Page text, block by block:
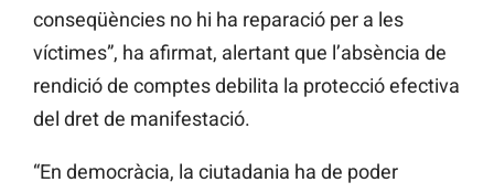
conseqüències no hi ha reparació per a les
víctimes”, ha afirmat, alertant que l’absència de
rendició de comptes debilita la protecció efectiva
del dret de manifestació.
“En democràcia, la ciutadania ha de poder